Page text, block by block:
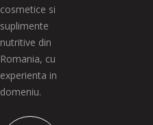
cosmetice si
suplimente
nutritive din
Romania, cu
experienta in
domeniu.